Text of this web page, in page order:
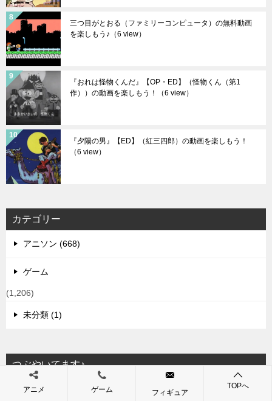
三つ目がとおる（ファミリーコンピュータ）の無料動画
を楽しもう♪ （6 view）
『おれは怪物くんだ』【OP・ED】（怪物くん（第1
作））の動画を楽しもう！
（6 view）
『夕陽の男』【ED】（紅三四郎）の動画を楽しもう！
（6 view）
カテゴリー
アニソン (668)
ゲーム
(1,206)
未分類 (1)
つぶやいてます♪
Tweets by jimasanjyo
アニメ ゲーム フィギュア
TOPへ